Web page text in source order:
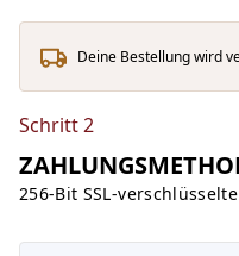
Deine Bestellung wird
Schritt 2
256-Bit SSL-